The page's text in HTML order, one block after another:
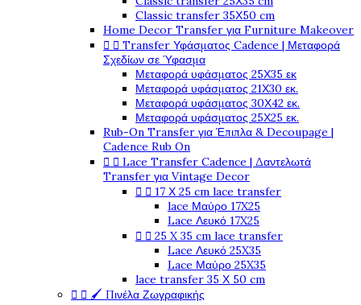
Classic transfer 35Χ50 cm
Home Decor Transfer για Furniture Makeover
  Transfer Υφάσματος Cadence | Μεταφορά
Σχεδίων σε Ύφασμα
Μεταφορά υφάσματος 25Χ35 εκ
Μεταφορά υφάσματος 21Χ30 εκ.
Μεταφορά υφάσματος 30Χ42 εκ.
Μεταφορά υφάσματος 25Χ25 εκ.
Rub-On Transfer για Έπιπλα & Decoupage |
Cadence Rub On
  Lace Transfer Cadence | Δαντελωτά
Transfer για Vintage Decor
  17 Χ 25 cm lace transfer
lace Μαύρο 17X25
Lace Λευκό 17X25
  25 X 35 cm lace transfer
Lace Λευκό 25X35
Lace Μαύρο 25X35
lace transfer 35 Χ 50 cm
  🖌️ Πινέλα Ζωγραφικής